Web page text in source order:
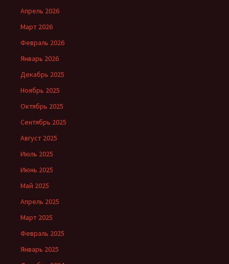
Апрель 2026
Март 2026
Февраль 2026
Январь 2026
Декабрь 2025
Ноябрь 2025
Октябрь 2025
Сентябрь 2025
Август 2025
Июль 2025
Июнь 2025
Май 2025
Апрель 2025
Март 2025
Февраль 2025
Январь 2025